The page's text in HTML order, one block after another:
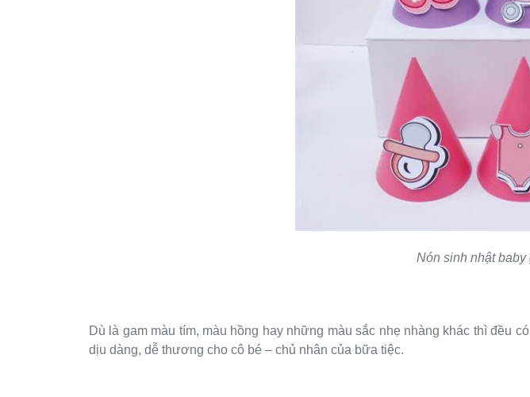
Nón sinh nhật
Dù là gam màu tím, màu hồng hay những màu sắc nhẹ nhàng khác thì
dịu dàng, dễ thương cho cô bé – chủ nhân của bữa tiệc.